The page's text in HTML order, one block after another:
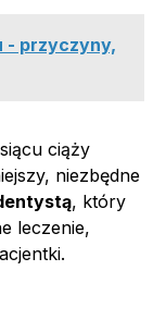
- przyczyny,
ciąży
niezbędne
, który
leczenie,